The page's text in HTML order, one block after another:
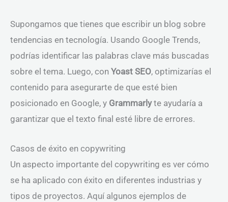
Supongamos que tienes que escribir un blog sobre
tendencias en tecnología. Usando Google Trends,
podrías identificar las palabras clave más buscadas
sobre el tema. Luego, con Yoast SEO, optimizarías el
contenido para asegurarte de que esté bien
posicionado en Google, y Grammarlyte ayudaría a
garantizar que el texto final esté libre de errores.
Casos de éxito en copywriting
Un aspecto importante del copywriting es ver cómo
se ha aplicado con éxito en diferentes industrias y
tipos de proyectos. Aquí algunos ejemplos de